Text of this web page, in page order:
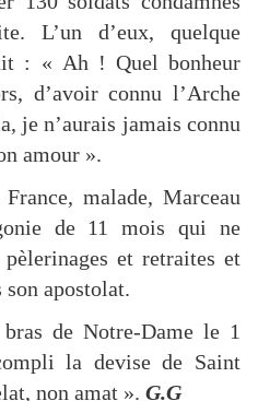
L’un d’eux, quelque
: « Ah ! Quel bonheur
d’avoir connu l’Arche
je n’aurais jamais connu
amour ».
malade, Marceau
de 11 mois qui ne
et retraites et
apostolat.
de Notre-Dame le 1
la devise de Saint
non amat ». G.G